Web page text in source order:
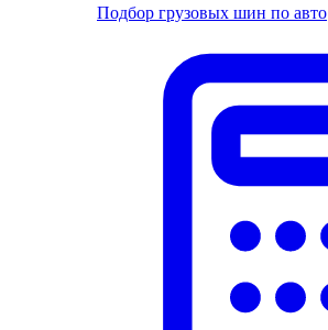
Подбор грузовых шин по авто